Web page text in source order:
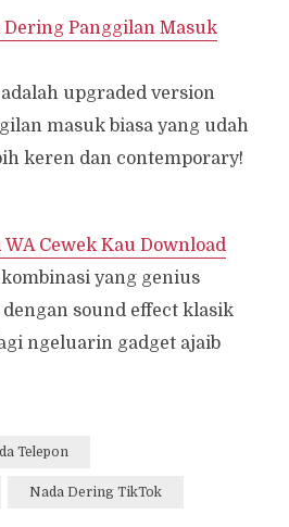
Dering Panggilan Masuk
upgraded version
masuk biasa yang udah
keren dan contemporary!
Cewek Kau Download
yang genius
sound effect klasik
ngeluarin gadget ajaib
Telepon
Nada Dering TikTok